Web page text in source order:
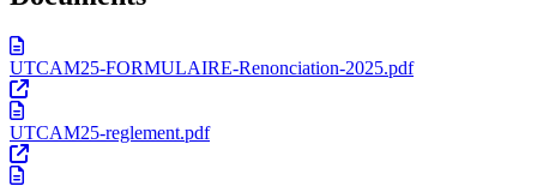
UTCAM25-FORMULAIRE-Renonciation-2025.pdf
UTCAM25-reglement.pdf